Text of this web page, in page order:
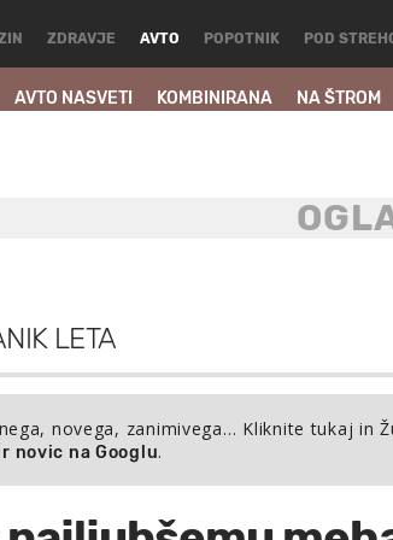
ZDRAVJE AVTO
AVTO NASVETI KOMBINIRANA NA ŠTROM
POPOTNIK POD
LETA
novega, zanimivega… Kliknite tukaj in
novic na Googlu.